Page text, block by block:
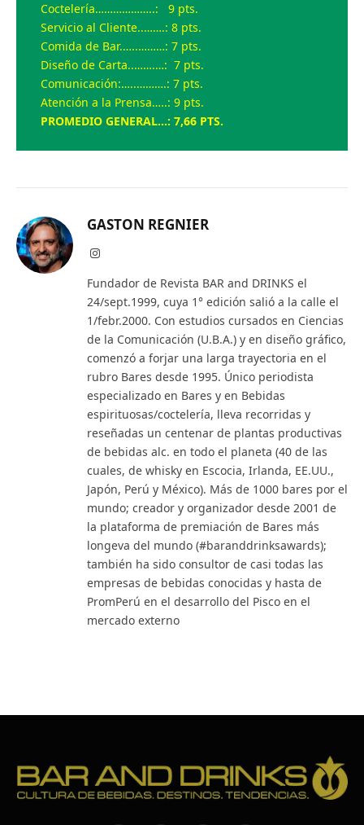
Coctelería………………..: 9 pts.
Servicio al Cliente..…….: 8 pts.
Comida de Bar.…..………: 7 pts.
Diseño de Carta..…….…: 7 pts.
Comunicación:…..……….: 7 pts.
Atención a la Prensa…..: 9 pts.
PROMEDIO GENERAL…: 7,66 PTS.
GASTON REGNIER
Instagram
Fundador de Revista BAR and DRINKS el
24/sept.1999, cuya 1° edición salió a la calle el
1/febr.2000. Con estudios cursados en Ciencias
de la Comunicación (U.B.A.) y en diseño gráfico,
comenzó a forjar una larga trayectoria en el
rubro Bares desde 1995. Único periodista
especializado en Bares y en Bebidas
espirituosas/coctelería, lleva recorridas y
reseñadas un centenar de plantas productivas
de bebidas alc. en todo el planeta (40 de las
cuales, de whisky en Escocia, Irlanda, EE.UU.,
Japón, Perú y México). Más de 1000 bares por el
mundo; creador y organizador desde 2001 de
la plataforma de premiación de Bares más
longeva del mundo (#baranddrinksawards);
también ha sido consultor de casi todas las
empresas de bebidas conocidas y hasta de
PromPerú en el desarrollo del Pisco en el
mercado externo